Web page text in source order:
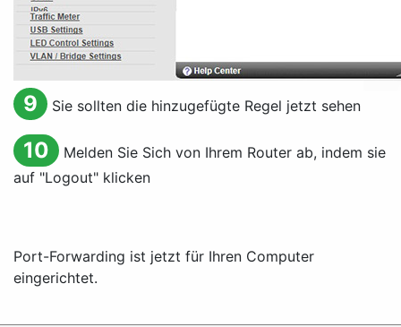
9 Sie sollten die hinzugefügte Regel jetzt sehen
10
Melden Sie Sich von Ihrem Router ab, indem sie
auf "Logout" klicken
Port-Forwarding ist jetzt für Ihren Computer
eingerichtet.